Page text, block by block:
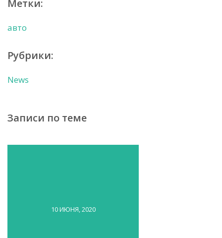
Метки:
авто
Рубрики:
News
Записи по теме
10 ИЮНЯ, 2020